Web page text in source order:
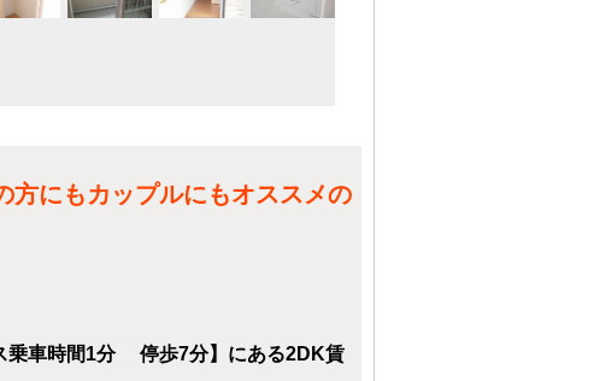
方にもカップルにもオススメの
乗車時間1分 停歩7分】にある2DK賃